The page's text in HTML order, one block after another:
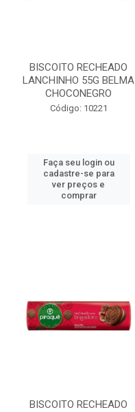
BISCOITO RECHEADO
LANCHINHO 55G BELMA
CHOCONEGRO
Código: 10221
Faça seu login ou
cadastre-se para
ver preços e
comprar
BISCOITO RECHEADO